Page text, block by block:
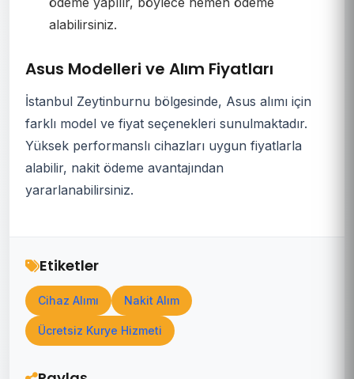
alabilirsiniz.
Asus Modelleri ve Alım Fiyatları
İstanbul Zeytinburnu bölgesinde, Asus alımı için
farklı model ve fiyat seçenekleri sunulmaktadır.
Yüksek performanslı cihazları uygun fiyatlarla
alabilir, nakit ödeme avantajından
yararlanabilirsiniz.
Etiketler
Cihaz Alımı Nakit Alım
Ücretsiz Kurye Hizmeti